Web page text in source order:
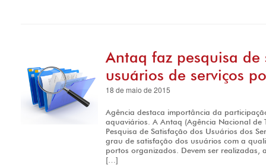
Antaq faz pesquisa
usuários de serviços
18 de maio de 2015
Agência destaca importância da
aquaviários. A Antaq (Agência Nacional de
Pesquisa de Satisfação dos Usuários dos
grau de satisfação dos usuários com a
portos organizados. Devem ser realizadas,
[…]